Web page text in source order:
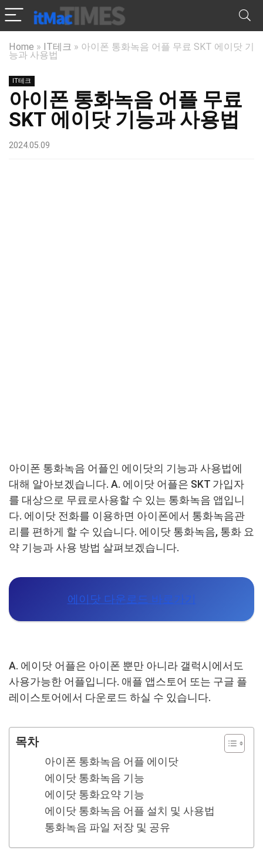
Home » IT테크 » 아이폰 통화녹음 어플 무료 SKT 에이닷 기
능과 사용법
IT테크
아이폰 통화녹음 어플 무료
SKT 에이닷 기능과 사용법
2024.05.09
아이폰 통화녹음 어플인 에이닷의 기능과 사용법에
대해 알아보겠습니다. A. 에이닷 어플은 SKT 가입자
를 대상으로 무료로사용할 수 있는 통화녹음 앱입니
다. 에이닷 전화를 이용하면 아이폰에서 통화녹음관
리를 편하게 할 수 있습니다. 에이닷 통화녹음, 통화 요
약 기능과 사용 방법 살펴보겠습니다.
에이닷 다운로드 바로가기
A. 에이닷 어플은 아이폰 뿐만 아니라 갤럭시에서도
사용가능한 어플입니다. 애플 앱스토어 또는 구글 플
레이스토어에서 다운로드 하실 수 있습니다.
목차
아이폰 통화녹음 어플 에이닷
에이닷 통화녹음 기능
에이닷 통화요약 기능
에이닷 통화녹음 어플 설치 및 사용법
통화녹음 파일 저장 및 공유